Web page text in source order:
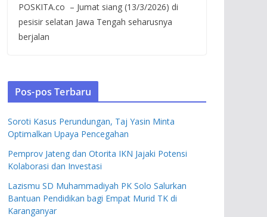
POSKITA.co – Jumat siang (13/3/2026) di
pesisir selatan Jawa Tengah seharusnya
berjalan
Pos-pos Terbaru
Soroti Kasus Perundungan, Taj Yasin Minta
Optimalkan Upaya Pencegahan
Pemprov Jateng dan Otorita IKN Jajaki Potensi
Kolaborasi dan Investasi
Lazismu SD Muhammadiyah PK Solo Salurkan
Bantuan Pendidikan bagi Empat Murid TK di
Karanganyar